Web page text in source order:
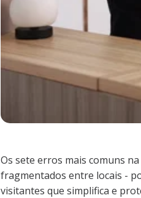
Os sete erros mais comuns
fragmentados entre locais -
visitantes que simplifica e